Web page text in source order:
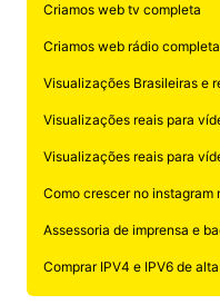
Criamos web tv completa
Criamos web rádio completa
Visualizações Brasileiras e
Visualizações reais para
Visualizações reais para
Como crescer no instagram
Assessoria de imprensa e
Comprar IPV4 e IPV6 de